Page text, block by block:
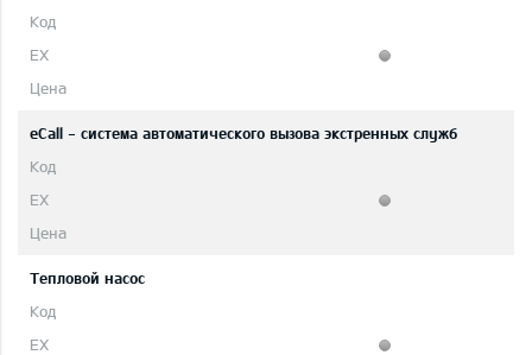
eCall - система автоматического вызова экстренных служб
Тепловой насос